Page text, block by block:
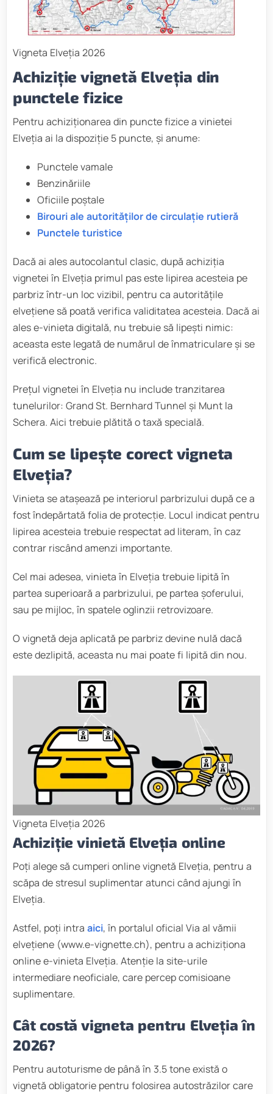
Vigneta Elveția 2026
Achiziție vignetă Elveția din
punctele fizice
Pentru achiziționarea din puncte fizice a vinietei
Elveția ai la dispoziție 5 puncte, și anume:
Punctele vamale
Benzinăriile
Oficiile poștale
Birouri ale autorităților de circulație rutieră
Punctele turistice
Dacă ai ales autocolantul clasic, după achiziția
vignetei în Elveția primul pas este lipirea acesteia pe
parbriz într-un loc vizibil, pentru ca autoritățile
elvețiene să poată verifica validitatea acesteia. Dacă ai
ales e-vinieta digitală, nu trebuie să lipești nimic:
aceasta este legată de numărul de înmatriculare și se
verifică electronic.
Prețul vignetei în Elveția nu include tranzitarea
tunelurilor: Grand St. Bernhard Tunnel și Munt la
Schera. Aici trebuie plătită o taxă specială.
Cum se lipește corect vigneta
Elveția?
Vinieta se atașează pe interiorul parbrizului după ce a
fost îndepărtată folia de protecție. Locul indicat pentru
lipirea acesteia trebuie respectat ad literam, în caz
contrar riscând amenzi importante.
Cel mai adesea, vinieta în Elveția trebuie lipită în
partea superioară a parbrizului, pe partea șoferului,
sau pe mijloc, în spatele oglinzii retrovizoare.
O vignetă deja aplicată pe parbriz devine nulă dacă
este dezlipită, aceasta nu mai poate fi lipită din nou.
Vigneta Elveția 2026
Achiziție vinietă Elveția online
Poți alege să cumperi online vignetă Elveția, pentru a
scăpa de stresul suplimentar atunci când ajungi în
Elveția.
Astfel, poți intra aici, în portalul oficial Via al vămii
elvețiene (www.e-vignette.ch), pentru a achiziționa
online e-vinieta Elveția. Atenție la site-urile
intermediare neoficiale, care percep comisioane
suplimentare.
Cât costă vigneta pentru Elveția în
2026?
Pentru autoturisme de până în 3.5 tone există o
vignetă obligatorie pentru folosirea autostrăzilor care